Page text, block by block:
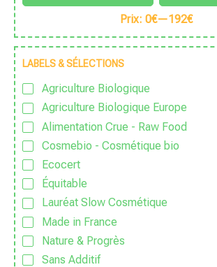
Prix: 0€—192€
LABELS & SÉLECTIONS
Agriculture Biologique
Agriculture Biologique Europe
Alimentation Crue - Raw Food
Cosmebio - Cosmétique bio
Ecocert
Équitable
Lauréat Slow Cosmétique
Made in France
Nature & Progrès
Sans Additif